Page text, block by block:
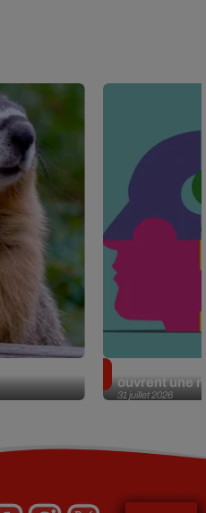
31 juillet 2026
ouvrent une